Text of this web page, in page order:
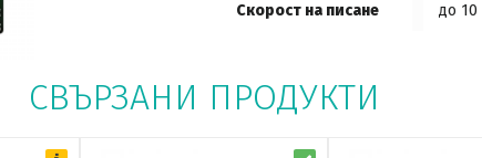
Скорост на писане до 10
СВЪРЗАНИ ПРОДУКТИ